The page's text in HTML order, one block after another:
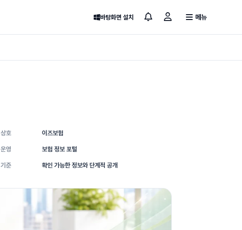
바탕화면 설치 메뉴
상호 이즈보험
운영 보험 정보 포털
기준 확인 가능한 정보와 단계적 공개